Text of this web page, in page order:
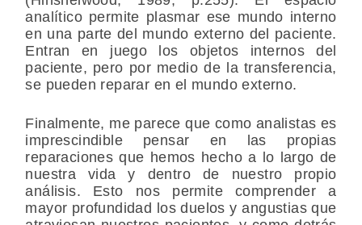
analítico permite plasmar ese mundo interno
en una parte del mundo externo del paciente.
Entran en juego los objetos internos del
paciente, pero por medio de la transferencia,
se pueden reparar en el mundo externo.
Finalmente, me parece que como analistas es
imprescindible pensar en las propias
reparaciones que hemos hecho a lo largo de
nuestra vida y dentro de nuestro propio
análisis. Esto nos permite comprender a
mayor profundidad los duelos y angustias que